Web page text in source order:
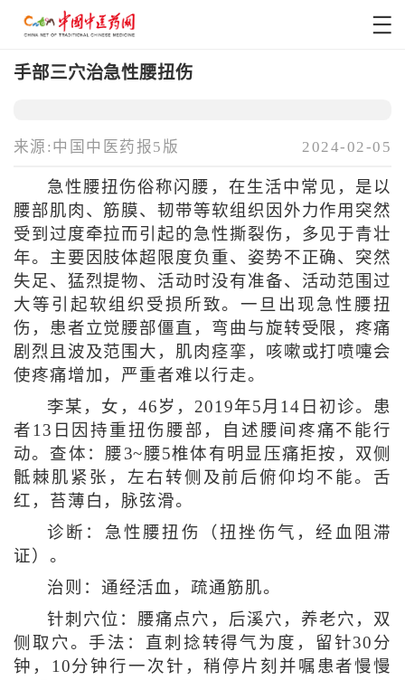
手部三穴治急性腰扭伤
来源:中国中医药报5版 2024-02-05
急性腰扭伤俗称闪腰，在生活中常见，是以
腰部肌肉、筋膜、韧带等软组织因外力作用突然
受到过度牵拉而引起的急性撕裂伤，多见于青壮
年。主要因肢体超限度负重、姿势不正确、突然
失足、猛烈提物、活动时没有准备、活动范围过
大等引起软组织受损所致。一旦出现急性腰扭
伤，患者立觉腰部僵直，弯曲与旋转受限，疼痛
剧烈且波及范围大，肌肉痉挛，咳嗽或打喷嚏会
使疼痛增加，严重者难以行走。
李某，女，46岁，2019年5月14日初诊。患
者13日因持重扭伤腰部，自述腰间疼痛不能行
动。查体：腰3~腰5椎体有明显压痛拒按，双侧
骶棘肌紧张，左右转侧及前后俯仰均不能。舌
红，苔薄白，脉弦滑。
诊断：急性腰扭伤（扭挫伤气，经血阻滞
证）。
治则：通经活血，疏通筋肌。
针刺穴位：腰痛点穴，后溪穴，养老穴，双
侧取穴。手法：直刺捻转得气为度，留针30分
钟，10分钟行一次针，稍停片刻并嘱患者慢慢